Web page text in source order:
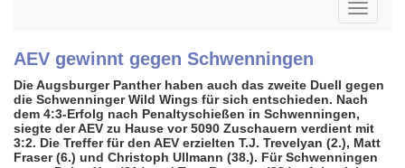
Toggle
AEV gewinnt gegen Schwenningen
Die Augsburger Panther haben auch das zweite Duell gegen
die Schwenninger Wild Wings für sich entschieden. Nach
dem 4:3-Erfolg nach Penaltyschießen in Schwenningen,
siegte der AEV zu Hause vor 5090 Zuschauern verdient mit
3:2. Die Treffer für den AEV erzielten T.J. Trevelyan (2.), Matt
Fraser (6.) und Christoph Ullmann (38.). Für Schwenningen